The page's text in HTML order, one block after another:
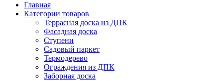
Главная
Категории товаров
Террасная доска из ДПК
Фасадная доска
Ступени
Садовый паркет
Термодерево
Ограждения из ДПК
Заборная доска